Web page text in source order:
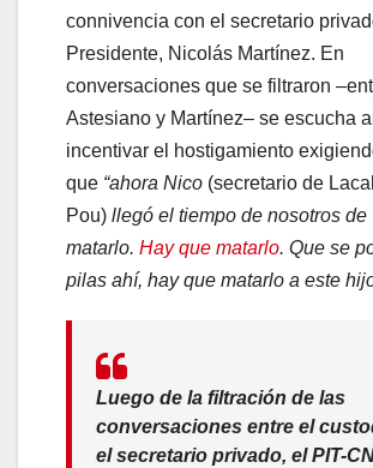
connivencia con el secretario
Presidente, Nicolás Martínez. En
conversaciones que se filtraron
Astesiano y Martínez– se escucha
incentivar el hostigamiento
que “ahora Nico (secretario de
Pou) llegó el tiempo de nosotros de
matarlo. Hay que matarlo. Que se
pilas ahí, hay que matarlo a este
Luego de la filtración de las
conversaciones entre el
el secretario privado, el PIT-